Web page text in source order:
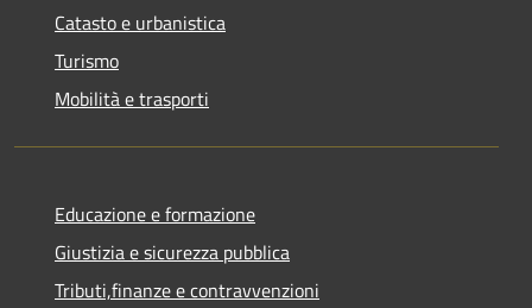
Catasto e urbanistica
Turismo
Mobilità e trasporti
Educazione e formazione
Giustizia e sicurezza pubblica
Tributi,finanze e contravvenzioni